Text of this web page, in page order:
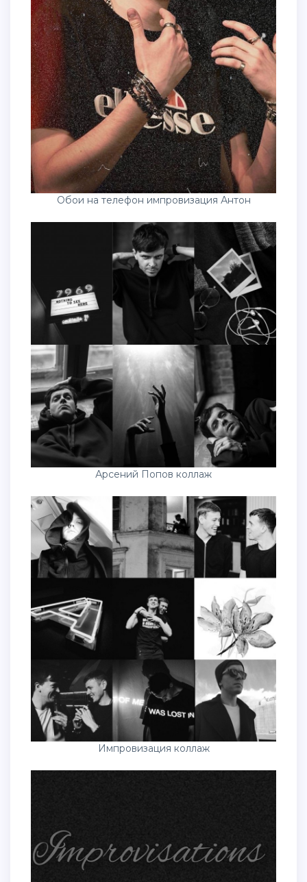
Обои на телефон импровизация Антон
Арсений Попов коллаж
Импровизация коллаж